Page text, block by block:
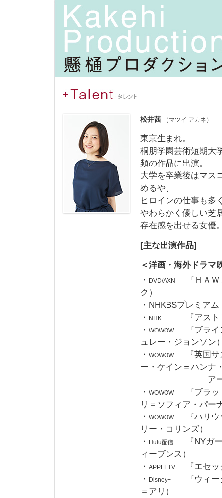
松井茜 （マツイ アカネ）
東京生まれ。
桐朋学園芸術短期大
類の作品に出演。
大学を卒業後はマス
めるや、
ヒロインの仕事も多
やわらかく優しい芝
存在感を出せる女優
[主な出演作品]
＜洋画・海外ドラマ
・
DVD/AXN
『ＨＡ
ク）
・NHKBSプレミア
・
NHK
『アス
・ WOWOW
『ブラ
ュレー・ジョンソン
・ WOWOW
『英国
ー・ケイン＝ハンナ
アーター
・ WOWOW
『ブラ
リ＝ソフィア・パー
・ WOWOW
『ハリ
リー・コリンズ）
・
Hulu配信
『NYガ
ィーブンス）
・ APPLETV+
『エセ
・
Disney+
『ウィ
＝アリ）